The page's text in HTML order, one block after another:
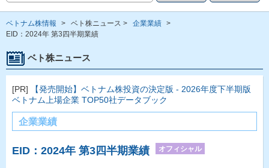
ベトナム株情報 > ベト株ニュース > 企業業績 >
EID：2024年 第3四半期業績
ベト株ニュース
[PR]
【発売開始】ベトナム株投資の決定版 - 2026年度下半期版
ベトナム上場企業 TOP50社データブック
企業業績
EID：2024年 第3四半期業績 オフィシャル